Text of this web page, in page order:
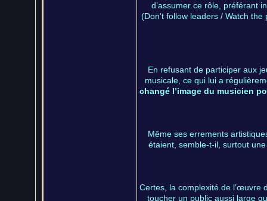
d’assumer ce rôle, préférant
(Don't follow leaders / Watch
En refusant de participer aux
musicale, ce qui lui a
changé l’image du musicien
Même ses errements
étaient, semble-t-il, surtout une
Certes, la complexité de l’œuvre
toucher un public aussi large